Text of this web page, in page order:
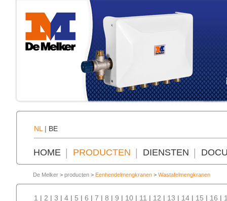
NL | BE
HOME PRODUCTEN DIENSTEN
De Melker > producten > Eenhendelmengkranen > Wastafelmengkranen
1 | 2 | 3 | 4 | 5 | 6 | 7 | 8 | 9 | 10 | 11 | 12 | 13 | 14 | 15 | 16 |